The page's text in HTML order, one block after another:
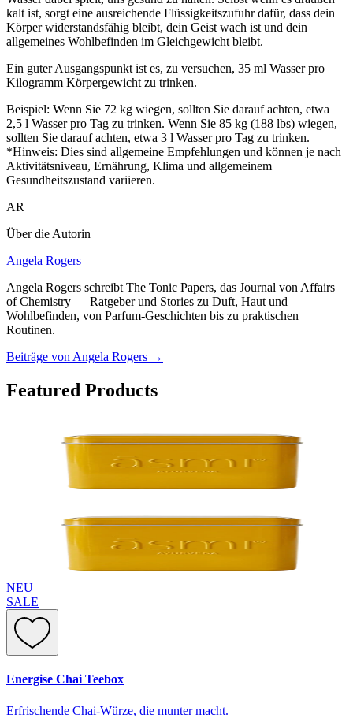
kalt ist, sorgt eine ausreichende Flüssigkeitszufuhr dafür, dass dein
Körper widerstandsfähig bleibt, dein Geist wach ist und dein
allgemeines Wohlbefinden im Gleichgewicht bleibt.
Ein guter Ausgangspunkt ist es, zu versuchen, 35 ml Wasser pro
Kilogramm Körpergewicht zu trinken.
Beispiel: Wenn Sie 72 kg wiegen, sollten Sie darauf achten, etwa
2,5 l Wasser pro Tag zu trinken. Wenn Sie 85 kg (188 lbs) wiegen,
sollten Sie darauf achten, etwa 3 l Wasser pro Tag zu trinken.
*Hinweis: Dies sind allgemeine Empfehlungen und können je nach
Aktivitätsniveau, Ernährung, Klima und allgemeinem
Gesundheitszustand variieren.
AR
Über die Autorin
Angela Rogers
Angela Rogers schreibt The Tonic Papers, das Journal von Affairs
of Chemistry — Ratgeber und Stories zu Duft, Haut und
Wohlbefinden, von Parfum-Geschichten bis zu praktischen
Routinen.
Beiträge von Angela Rogers →
Featured Products
NEU
SALE
Energise Chai Teebox
Erfrischende Chai-Würze, die munter macht.